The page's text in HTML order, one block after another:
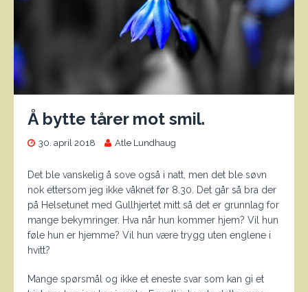
Å bytte tårer mot smil.
30. april 2018 Atle Lundhaug
Det ble vanskelig å sove også i natt, men det ble søvn
nok ettersom jeg ikke våknet før 8.30. Det går så bra der
på Helsetunet med Gullhjertet mitt så det er grunnlag for
mange bekymringer. Hva når hun kommer hjem? Vil hun
føle hun er hjemme? Vil hun være trygg uten englene i
hvitt?
Mange spørsmål og ikke et eneste svar som kan gi et